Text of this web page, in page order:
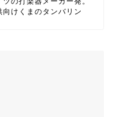
向けくまのタンバリン